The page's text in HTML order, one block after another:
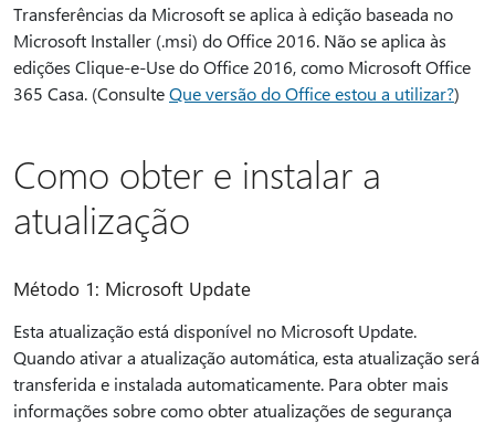
Transferências da Microsoft se aplica à edição baseada no
Microsoft Installer (.msi) do Office 2016. Não se aplica às
edições Clique-e-Use do Office 2016, como Microsoft Office
365 Casa. (ConsulteQue versão do Office estou a utilizar?)
Como obter e instalar a
atualização
Método 1: Microsoft Update
Esta atualização está disponível no Microsoft Update.
Quando ativar a atualização automática, esta atualização será
transferida e instalada automaticamente. Para obter mais
informações sobre como obter atualizações de segurança